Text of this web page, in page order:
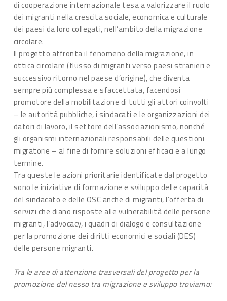
di cooperazione internazionale tesa a valorizzare il ruolo
dei migranti nella crescita sociale, economica e culturale
dei paesi da loro collegati, nell’ambito della migrazione
circolare.
Il progetto affronta il fenomeno della migrazione, in
ottica circolare (flusso di migranti verso paesi stranieri e
successivo ritorno nel paese d’origine), che diventa
sempre più complessa e sfaccettata, facendosi
promotore della mobilitazione di tutti gli attori coinvolti
– le autorità pubbliche, i sindacati e le organizzazioni dei
datori di lavoro, il settore dell’associazionismo, nonché
gli organismi internazionali responsabili delle questioni
migratorie – al fine di fornire soluzioni efficaci e a lungo
termine.
Tra queste le azioni prioritarie identificate dal progetto
sono le iniziative di formazione e sviluppo delle capacità
del sindacato e delle OSC anche di migranti, l’offerta di
servizi che diano risposte alle vulnerabilità delle persone
migranti, l’advocacy, i quadri di dialogo e consultazione
per la promozione dei diritti economici e sociali (DES)
delle persone migranti.
Tra le aree di attenzione trasversali del progetto per la
promozione del nesso tra migrazione e sviluppo troviamo: